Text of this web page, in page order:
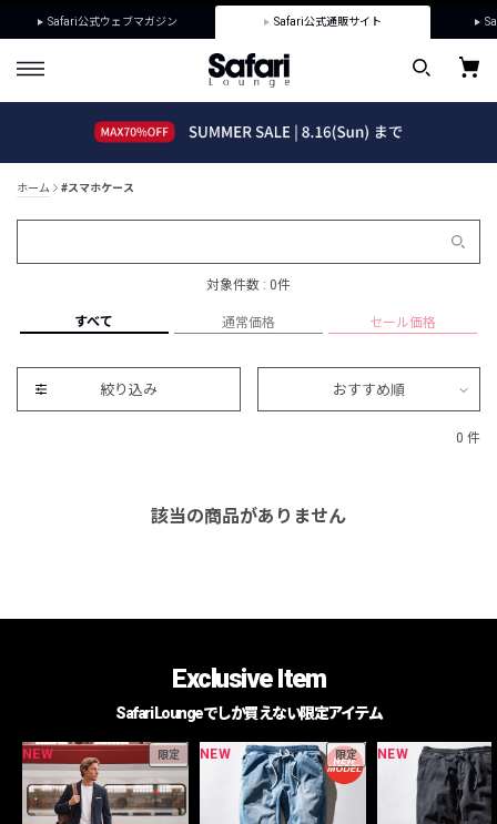
Safari公式ウェブマガジン Safari公式通販サイト
ホーム #スマホケース
対象件数 : 0件
すべて 通常価格 セール価格
絞り込み おすすめ順
0 件
該当の商品がありません
Exclusive Item
Safari Loungeでしか買えない限定アイテム
NEW 限定 NEW 限定 NEW